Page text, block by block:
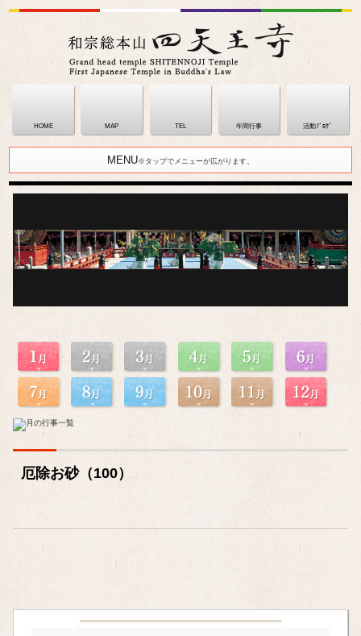
HOME MAP TEL 年間行事 活動ﾌﾞﾛｸﾞ
MENU※タップでメニューが広がります。
厄除お砂（100）